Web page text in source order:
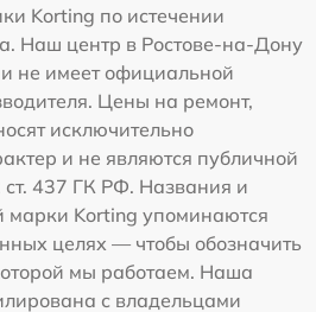
Korting по истечении
Наш центр в Ростове-на-Дону
не имеет официальной
Цены на ремонт,
исключительно
и не являются публичной
ст. 437 ГК РФ. Названия и
марки Korting упоминаются
целях — чтобы обозначить
мы работаем. Наша
с владельцами